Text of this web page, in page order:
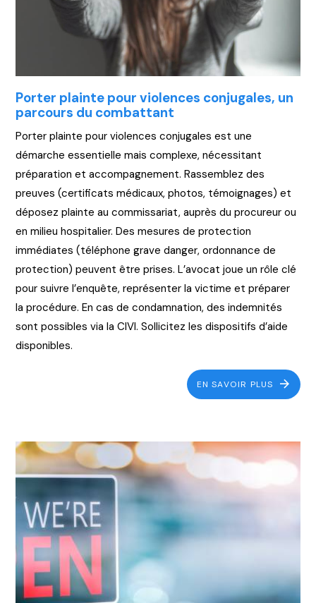
Porter plainte pour violences conjugales, un
parcours du combattant
Porter plainte pour violences conjugales est une
démarche essentielle mais complexe, nécessitant
préparation et accompagnement. Rassemblez des
preuves (certificats médicaux, photos, témoignages) et
déposez plainte au commissariat, auprès du procureur ou
en milieu hospitalier. Des mesures de protection
immédiates (téléphone grave danger, ordonnance de
protection) peuvent être prises. L’avocat joue un rôle clé
pour suivre l’enquête, représenter la victime et préparer
la procédure. En cas de condamnation, des indemnités
sont possibles via la CIVI. Sollicitez les dispositifs d’aide
disponibles.
EN SAVOIR PLUS